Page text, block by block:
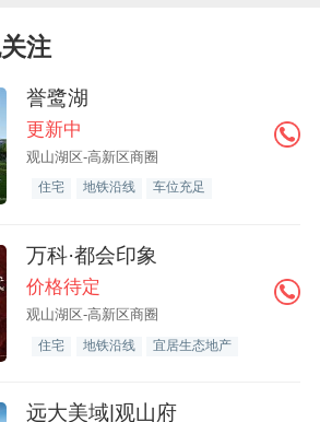
注
誉鹭湖
更新中
观山湖区-高新区商圈
住宅 地铁沿线 车位充足
万科·都会印象
价格待定
观山湖区-高新区商圈
住宅 地铁沿线 宜居生态地产
远大美域|观山府